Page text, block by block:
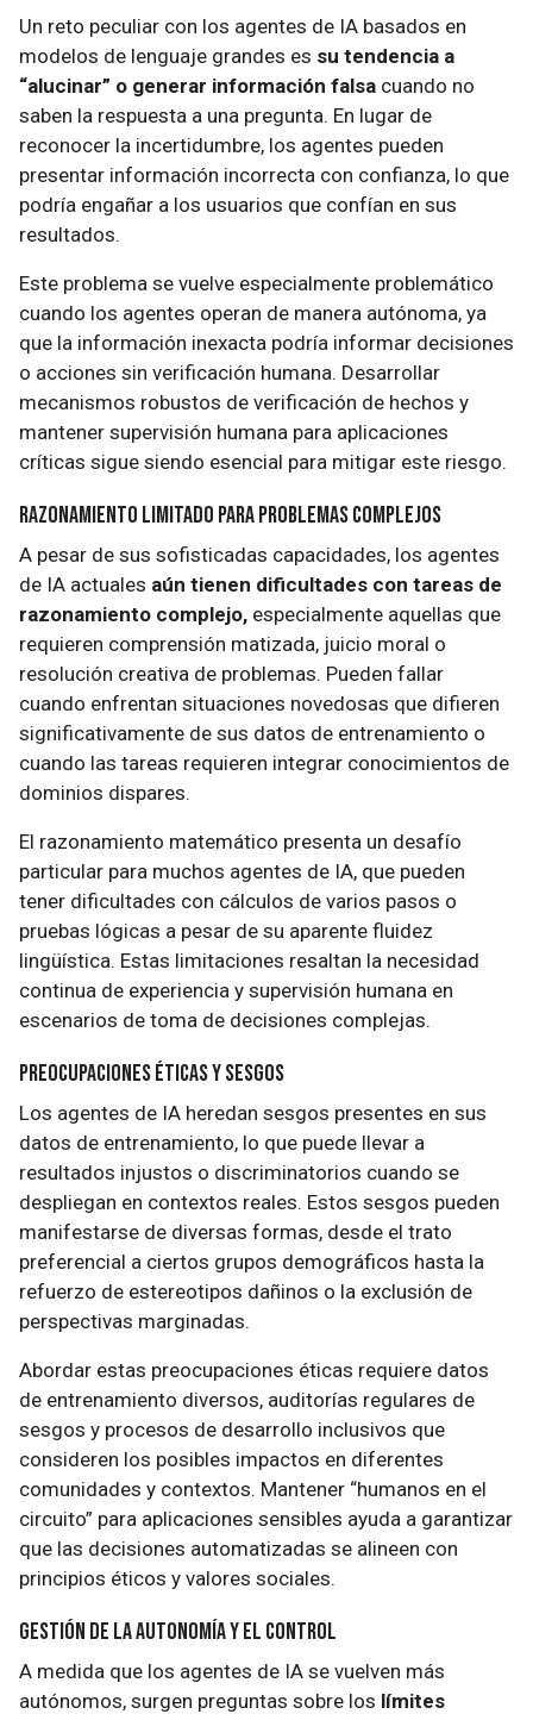
Un reto peculiar con los agentes de IA basados en
modelos de lenguaje grandes es su tendencia a
“alucinar” o generar información falsa cuando no
saben la respuesta a una pregunta. En lugar de
reconocer la incertidumbre, los agentes pueden
presentar información incorrecta con confianza, lo que
podría engañar a los usuarios que confían en sus
resultados.
Este problema se vuelve especialmente problemático
cuando los agentes operan de manera autónoma, ya
que la información inexacta podría informar decisiones
o acciones sin verificación humana. Desarrollar
mecanismos robustos de verificación de hechos y
mantener supervisión humana para aplicaciones
críticas sigue siendo esencial para mitigar este riesgo.
Razonamiento Limitado para Problemas Complejos
A pesar de sus sofisticadas capacidades, los agentes
de IA actuales aún tienen dificultades con tareas de
razonamiento complejo, especialmente aquellas que
requieren comprensión matizada, juicio moral o
resolución creativa de problemas. Pueden fallar
cuando enfrentan situaciones novedosas que difieren
significativamente de sus datos de entrenamiento o
cuando las tareas requieren integrar conocimientos de
dominios dispares.
El razonamiento matemático presenta un desafío
particular para muchos agentes de IA, que pueden
tener dificultades con cálculos de varios pasos o
pruebas lógicas a pesar de su aparente fluidez
lingüística. Estas limitaciones resaltan la necesidad
continua de experiencia y supervisión humana en
escenarios de toma de decisiones complejas.
Preocupaciones Éticas y Sesgos
Los agentes de IA heredan sesgos presentes en sus
datos de entrenamiento, lo que puede llevar a
resultados injustos o discriminatorios cuando se
despliegan en contextos reales. Estos sesgos pueden
manifestarse de diversas formas, desde el trato
preferencial a ciertos grupos demográficos hasta la
refuerzo de estereotipos dañinos o la exclusión de
perspectivas marginadas.
Abordar estas preocupaciones éticas requiere datos
de entrenamiento diversos, auditorías regulares de
sesgos y procesos de desarrollo inclusivos que
consideren los posibles impactos en diferentes
comunidades y contextos. Mantener “humanos en el
circuito” para aplicaciones sensibles ayuda a garantizar
que las decisiones automatizadas se alineen con
principios éticos y valores sociales.
Gestión de la Autonomía y el Control
A medida que los agentes de IA se vuelven más
autónomos, surgen preguntas sobre los límites